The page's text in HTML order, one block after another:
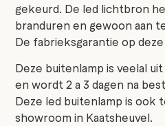
gekeurd. De led lichtbron
branduren en gewoon aan
De fabrieksgarantie op deze
Deze buitenlamp is veelal
en wordt 2 a 3 dagen na
Deze led buitenlamp is ook
showroom in Kaatsheuvel.